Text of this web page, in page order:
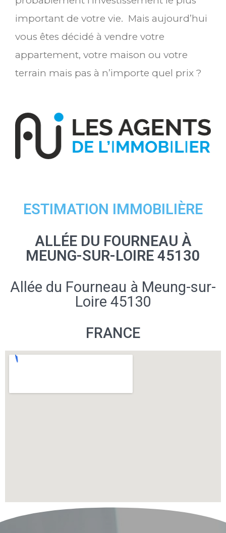
important de votre vie. Mais aujourd’hui
vous êtes décidé à vendre votre
appartement, votre maison ou votre
terrain mais pas à n’importe quel prix ?
ESTIMATION IMMOBILIÈRE
ALLÉE DU FOURNEAU À
MEUNG-SUR-LOIRE 45130
Allée du Fourneau à Meung-sur-
Loire 45130
FRANCE